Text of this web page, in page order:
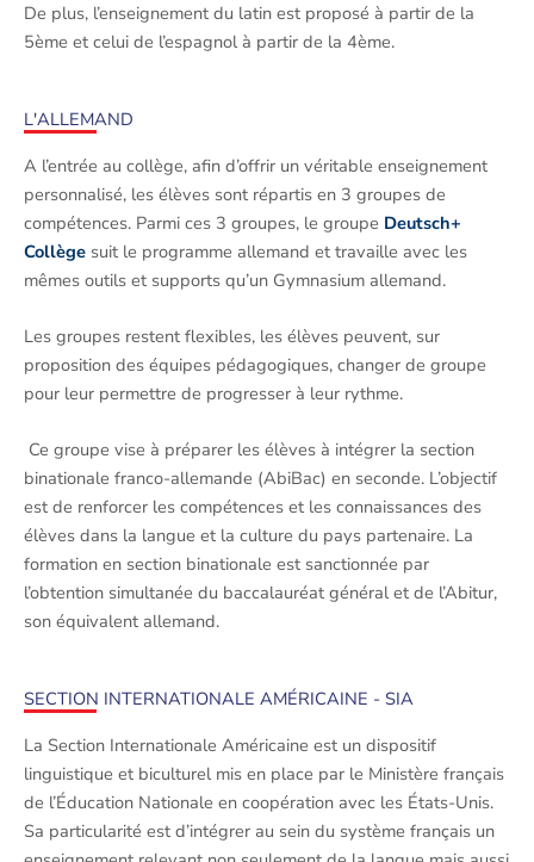
De plus, l’enseignement du latin est proposé à partir de la
5ème et celui de l’espagnol à partir de la 4ème.
L'ALLEMAND
A l’entrée au collège, afin d’offrir un véritable enseignement
personnalisé, les élèves sont répartis en 3 groupes de
compétences. Parmi ces 3 groupes, le groupe Deutsch+
Collège suit le programme allemand et travaille avec les
mêmes outils et supports qu’un Gymnasium allemand.
Les groupes restent flexibles, les élèves peuvent, sur
proposition des équipes pédagogiques, changer de groupe
pour leur permettre de progresser à leur rythme.
Ce groupe vise à préparer les élèves à intégrer la section
binationale franco-allemande (AbiBac) en seconde. L’objectif
est de renforcer les compétences et les connaissances des
élèves dans la langue et la culture du pays partenaire. La
formation en section binationale est sanctionnée par
l’obtention simultanée du baccalauréat général et de l’Abitur,
son équivalent allemand.
SECTION INTERNATIONALE AMÉRICAINE - SIA
La Section Internationale Américaine est un dispositif
linguistique et biculturel mis en place par le Ministère français
de l’Éducation Nationale en coopération avec les États-Unis.
Sa particularité est d’intégrer au sein du système français un